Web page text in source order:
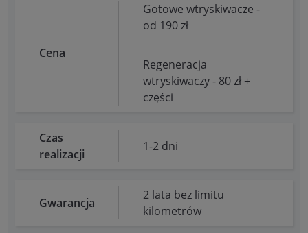
Cena
Gotowe wtryskiwacze -
od 190 zł
Regeneracja
wtryskiwaczy - 80 zł +
części
Czas
realizacji
1-2 dni
Gwarancja
2 lata bez limitu
kilometrów